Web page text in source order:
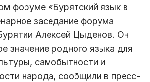
форуме «Бурятский язык в
заседание форума
Алексей Цыденов. Он
значение родного языка для
самобытности и
народа, сообщили в пресс-